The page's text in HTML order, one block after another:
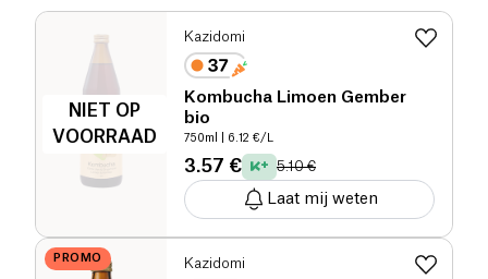
NIET OP
VOORRAAD
Kazidomi
Kombucha Limoen Gember
bio
750ml | 6.12 €/L
3.57 € 5.10 €
Laat mij weten
PROMO Kazidomi